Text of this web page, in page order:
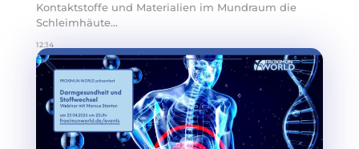
Kontaktstoffe und Materialien im Mundraum die
Schleimhäute...
12:14